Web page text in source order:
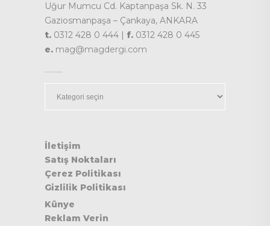
Uğur Mumcu Cd. Kaptanpaşa Sk. N. 33
Gaziosmanpaşa – Çankaya, ANKARA
t. 0312 428 0 444 | f. 0312 428 0 445
e. mag@magdergi.com
İletişim
Satış Noktaları
Çerez Politikası
Gizlilik Politikası
Künye
Reklam Verin